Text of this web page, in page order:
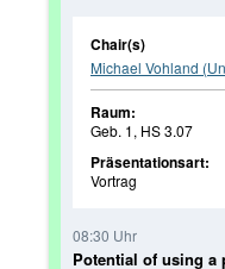
Chair(s)
Michael Vohland
Raum:
Geb. 1, HS 3.07
Präsentationsart:
Vortrag
08:30 Uhr
Potential of using a